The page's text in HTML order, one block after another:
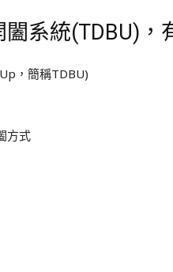
系統(TDBU)，
，簡稱TDBU)
方式